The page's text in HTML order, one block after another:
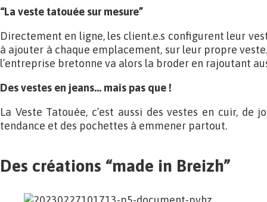
“La veste tatouée sur mesure”
Directement en ligne, les client.e.s configurent leur
à ajouter à chaque emplacement, sur leur propre
l’entreprise bretonne va alors la broder en rajoutant
Des vestes en jeans… mais pas que !
La Veste Tatouée, c’est aussi des vestes en cuir, de
tendance et des pochettes à emmener partout.
Des créations “made in Breizh”